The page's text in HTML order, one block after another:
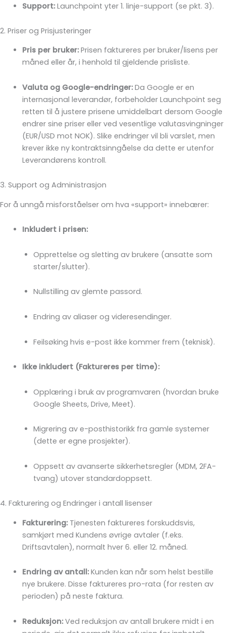
Support:Launchpoint yter 1. linje-support (se pkt. 3).
2. Priser og Prisjusteringer
Pris per bruker:Prisen faktureres per bruker/lisens per
måned eller år, i henhold til gjeldende prisliste.
Valuta og Google-endringer:Da Google er en
internasjonal leverandør, forbeholder Launchpoint seg
retten til å justere prisene umiddelbart dersom Google
endrer sine priser eller ved vesentlige valutasvingninger
(EUR/USD mot NOK). Slike endringer vil bli varslet, men
krever ikke ny kontraktsinngåelse da dette er utenfor
Leverandørens kontroll.
3. Support og Administrasjon
For å unngå misforståelser om hva «support» innebærer:
Inkludert i prisen:
Opprettelse og sletting av brukere (ansatte som
starter/slutter).
Nullstilling av glemte passord.
Endring av aliaser og videresendinger.
Feilsøking hvis e-post ikke kommer frem (teknisk).
Ikke inkludert (Faktureres per time):
Opplæring i bruk av programvaren (hvordan bruke
Google Sheets, Drive, Meet).
Migrering av e-posthistorikk fra gamle systemer
(dette er egne prosjekter).
Oppsett av avanserte sikkerhetsregler (MDM, 2FA-
tvang) utover standardoppsett.
4. Fakturering og Endringer i antall lisenser
Fakturering:Tjenesten faktureres forskuddsvis,
samkjørt med Kundens øvrige avtaler (f.eks.
Driftsavtalen), normalt hver 6. eller 12. måned.
Endring av antall:Kunden kan når som helst bestille
nye brukere. Disse faktureres pro-rata (for resten av
perioden) på neste faktura.
Reduksjon:Ved reduksjon av antall brukere midt i en